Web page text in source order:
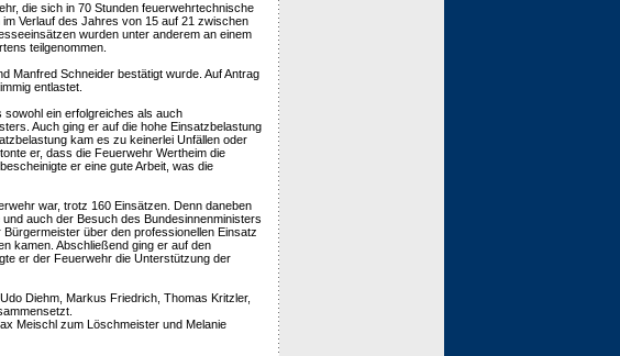
die sich in 70 Stunden feuerwehrtechnische
Verlauf des Jahres von 15 auf 21 zwischen
wurden unter anderem an einem
teilgenommen.
Manfred Schneider bestätigt wurde. Auf Antrag
entlastet.
ein erfolgreiches als auch
Auch ging er auf die hohe Einsatzbelastung
kam es zu keinerlei Unfällen oder
er, dass die Feuerwehr Wertheim die
er eine gute Arbeit, was die
war, trotz 160 Einsätzen. Denn daneben
auch der Besuch des Bundesinnenministers
über den professionellen Einsatz
kamen. Abschließend ging er auf den
er der Feuerwehr die Unterstützung der
Diehm, Markus Friedrich, Thomas Kritzler,
Meischl zum Löschmeister und Melanie